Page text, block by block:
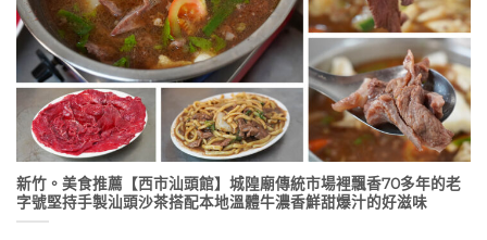
新竹。美食推薦【西市汕頭館】城隍廟傳統市場裡飄香70多年的老
字號堅持手製汕頭沙茶搭配本地溫體牛濃香鮮甜爆汁的好滋味